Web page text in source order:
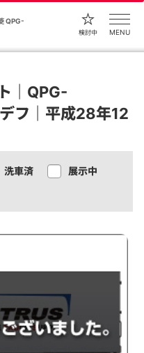
QPG-
検討中 MENU
｜QPG-
フ｜平成28年12
洗車済
展示中